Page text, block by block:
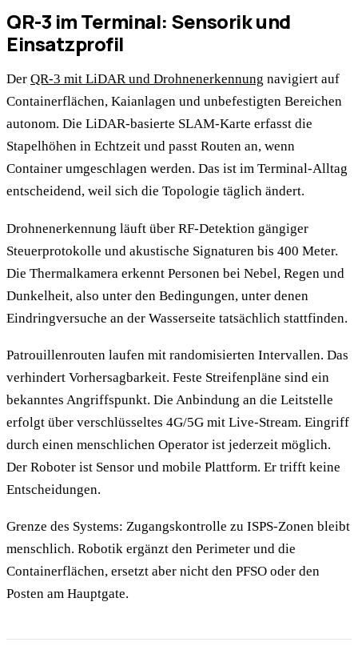
QR-3 im Terminal: Sensorik und
Einsatzprofil
Der QR-3 mit LiDAR und Drohnenerkennung navigiert auf
Containerflächen, Kaianlagen und unbefestigten Bereichen
autonom. Die LiDAR-basierte SLAM-Karte erfasst die
Stapelhöhen in Echtzeit und passt Routen an, wenn
Container umgeschlagen werden. Das ist im Terminal-Alltag
entscheidend, weil sich die Topologie täglich ändert.
Drohnenerkennung läuft über RF-Detektion gängiger
Steuerprotokolle und akustische Signaturen bis 400 Meter.
Die Thermalkamera erkennt Personen bei Nebel, Regen und
Dunkelheit, also unter den Bedingungen, unter denen
Eindringversuche an der Wasserseite tatsächlich stattfinden.
Patrouillenrouten laufen mit randomisierten Intervallen. Das
verhindert Vorhersagbarkeit. Feste Streifenpläne sind ein
bekanntes Angriffspunkt. Die Anbindung an die Leitstelle
erfolgt über verschlüsseltes 4G/5G mit Live-Stream. Eingriff
durch einen menschlichen Operator ist jederzeit möglich.
Der Roboter ist Sensor und mobile Plattform. Er trifft keine
Entscheidungen.
Grenze des Systems: Zugangskontrolle zu ISPS-Zonen bleibt
menschlich. Robotik ergänzt den Perimeter und die
Containerflächen, ersetzt aber nicht den PFSO oder den
Posten am Hauptgate.